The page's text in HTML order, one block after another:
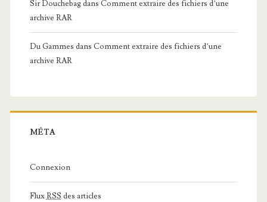
Sir Douchebagdans Comment extraire des fichiers d’une
archive RAR
Du Gammes dans Comment extraire des fichiers d’une
archive RAR
MÉTA
Connexion
FluxRSS des articles